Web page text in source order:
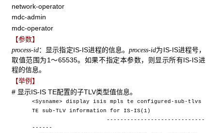
network-operator
mdc-admin
mdc-operator
【参数】
process-id：显示指定IS-IS进程的信息。process-id为IS-IS进程号，
取值范围为1～65535。如果不指定本参数，则显示所有IS-IS进
程的信息。
【举例】
# 显示IS-IS TE配置的子TLV类型值信息。
<Sysname> display isis mpls te configured-sub-tlvs
TE sub-TLV information for IS-IS(1)
-----------------------------
------